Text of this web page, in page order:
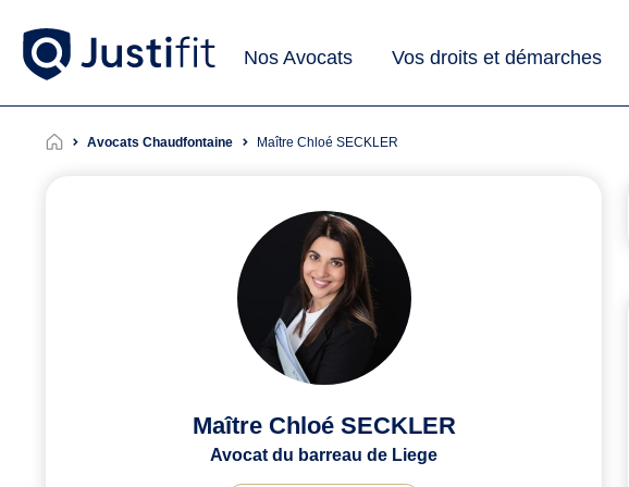
Nos Avocats Vos droits et démarches
Avocats Chaudfontaine Maître Chloé SECKLER
Maître Chloé SECKLER
Avocat du barreau de Liege